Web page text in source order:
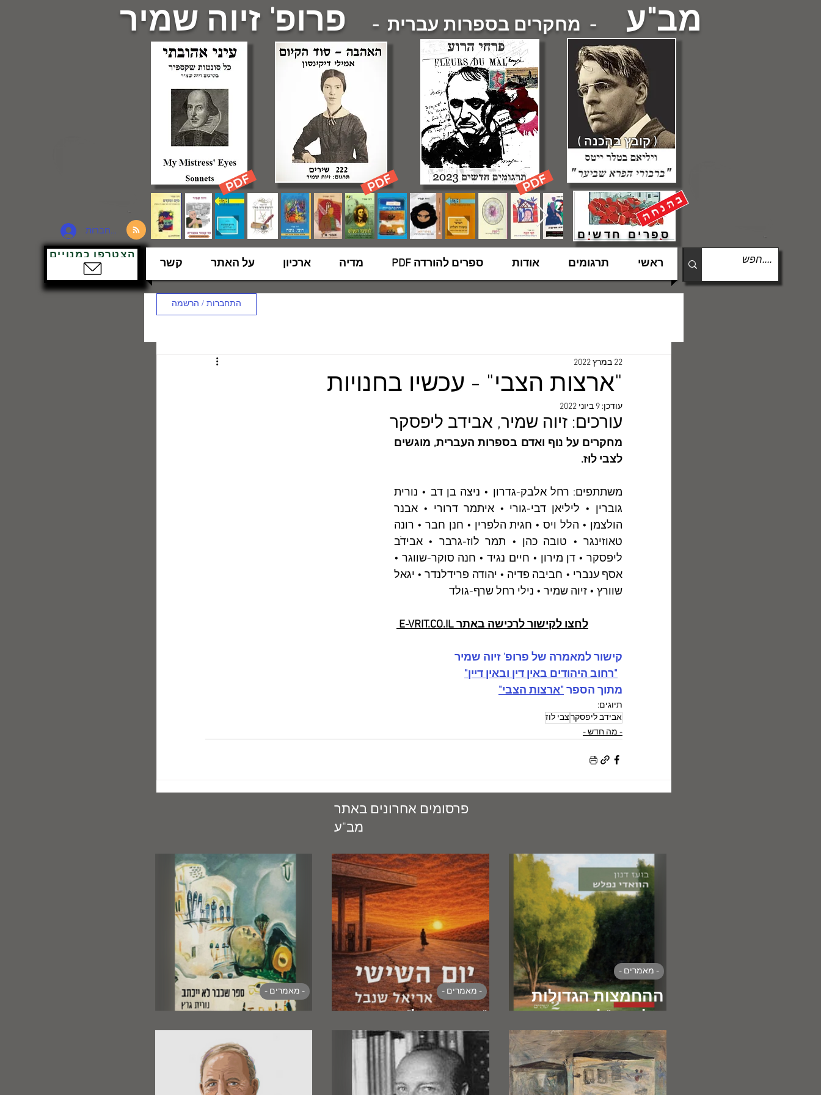
מב"ע - מחקרים בספרות עברית - פרופ' זיוה שמיר
ספרים חדשים
( קובץ בהכנה )
להתחברות
הצטרפו כמנויים
ראשי תרגומים אודות ספרים להורדה PDF מדיה ארכיון על האתר קשר
התחברות / הרשמה
"ארצות הצבי" - עכשיו בחנויות
22 במרץ 2022
עודכן: 9 ביוני 2022
עורכים: זיוה שמיר, אבידב ליפסקר
לצבי לוּז.
שוורץ • זיוה שמיר • נילי רחל שרף-גולד
לחצו לקישור לרכישה באתר E-VRIT.CO.IL
קישור למאמרה של פרופ' זיוה שמיר
"רחוב היהודים באין דין ובאין דיין"
מתוך הספר "ארצות הצבי"
תיוגים:
אבידב ליפסקרצבי לוז
- מה חדש -
פרסומים אחרונים באתר
מב"ע
ההחמצות הגדולות
- מאמרים -
- מאמרים - - מאמרים -